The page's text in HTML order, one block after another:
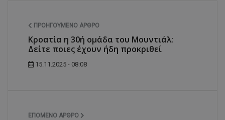
ΠΡΟΗΓΟΎΜΕΝΟ ΆΡΘΡΟ
Κροατία η 30ή ομάδα του Μουντιάλ:
Δείτε ποιες έχουν ήδη προκριθεί
15.11.2025 - 08:08
ΕΠΌΜΕΝΟ ΆΡΘΡΟ